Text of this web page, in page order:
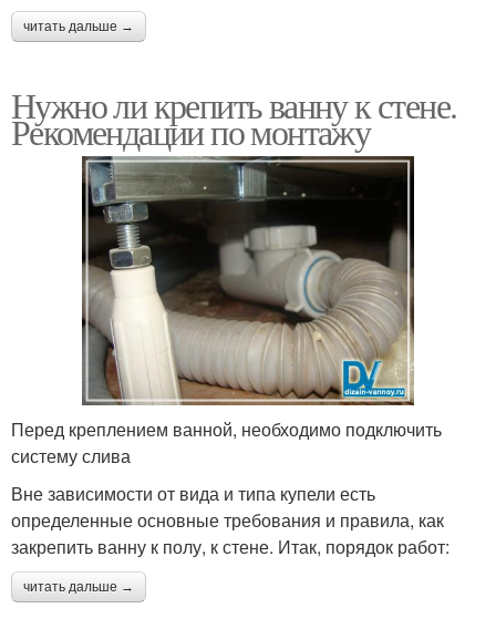
читать дальше →
Нужно ли крепить ванну к стене.
Рекомендации по монтажу
Перед креплением ванной, необходимо подключить
систему слива
Вне зависимости от вида и типа купели есть
определенные основные требования и правила, как
закрепить ванну к полу, к стене. Итак, порядок работ:
читать дальше →